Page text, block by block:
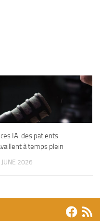
IA: des patients
à temps plein
JUNE 2026